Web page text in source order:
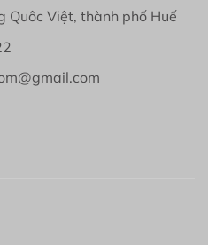
Quôc Việt, thành phố Huế